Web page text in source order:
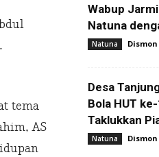
tema
AS
Wabup
Natuna
Natuna
Desa
Bola HUT
Taklukkan
Natuna